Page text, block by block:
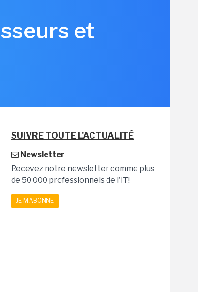
et
SUIVRE TOUTE L'ACTUALITÉ
Newsletter
Recevez notre newsletter comme plus
de 50 000 professionnels de l'IT!
JE M'ABONNE